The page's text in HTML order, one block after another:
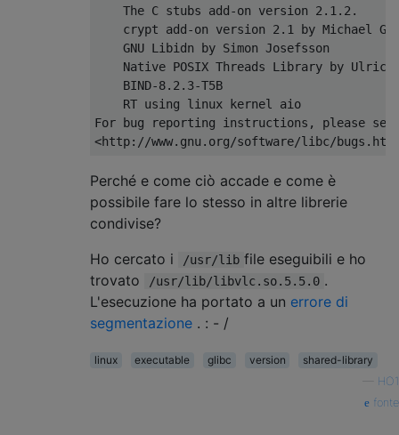
    The C stubs add-on version 2.1.2.
crypt add-on version 2.1 by Michael
    GNU Libidn by Simon Josefsson
Native POSIX Threads Library by Ulrich
    BIND-8.2.3-T5B
    RT using linux kernel aio
For bug reporting instructions, please
Perché e come ciò accade e come è
possibile fare lo stesso in altre librerie
condivise?
Ho cercato i
/usr/lib file eseguibili e ho
trovato
/usr/lib/libvlc.so.5.5.0 .
L'esecuzione ha portato a un errore di
segmentazione . : - /
linux executable glibc version
shared-library
HO1
fonte